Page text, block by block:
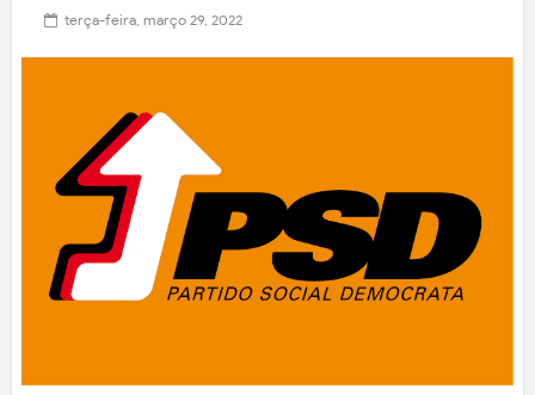
terça-feira, março 29, 2022